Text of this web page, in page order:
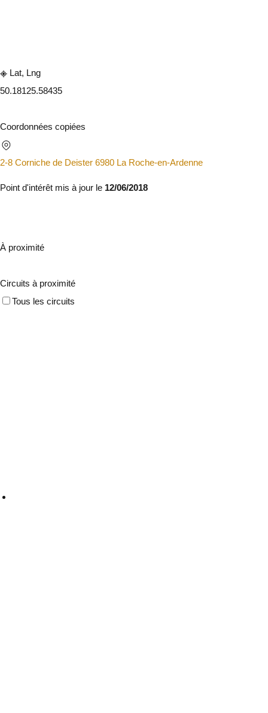
Lat, Lng
50.18125.58435
Coordonnées copiées
2-8 Corniche de Deister 6980 La Roche-en-Ardenne
Point d'intérêt mis à jour le 12/06/2018
À proximité
Circuits à proximité
Tous les circuits